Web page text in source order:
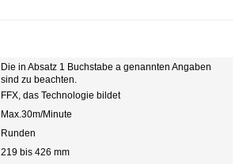
Die in Absatz 1 Buchstabe a genannten Angaben
sind zu beachten.
FFX, das Technologie bildet
Max.30m/Minute
Runden
219 bis 426 mm